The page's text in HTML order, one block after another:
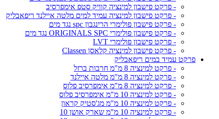
- פרקט פישבון למינציה קוויק סטפ אימפרסיב
- פרקט פישבון למינציה עמיד למים מלטה איילנד ריפאבליק
- פרקט פישבון פולימרי הרינגבון spc נגד מים
- פרקט פישבון פולימרי ORIGINALS SPC נגד מים
- פרקט פישבון פולימרי LVT
- פרקט פישבון למינציה קלאסן Classen
פרקט עמיד במים ריפאבליק
- פרקט למינציה 8 מ"מ חרבות ברזל
- פרקט למינציה 8 מ"מ מלטה איילנד
- פרקט למינציה 8 מ"מ אימפרסיב פלוס
- פרקט למינציה 10 מ"מ אימפרסיב פלוס
- פרקט למינציה 10 מ"מ מג'סטיק קראון
- פרקט למינציה 10 מ"מ שארק אושן 10